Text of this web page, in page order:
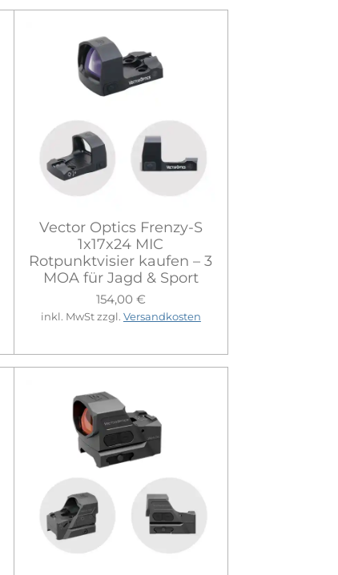
Vector Optics Frenzy-S
1x17x24 MIC
Rotpunktvisier kaufen – 3
MOA für Jagd & Sport
154,00 €
inkl. MwSt zzgl. Versandkosten